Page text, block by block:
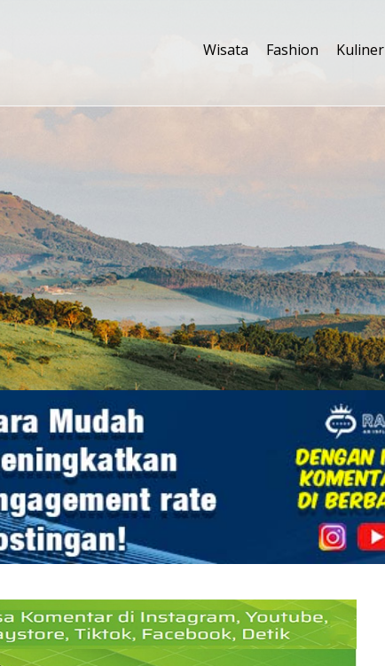
Wisata Fashion Kuliner